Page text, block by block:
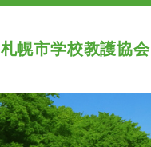
札幌市学校教護協会